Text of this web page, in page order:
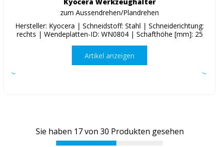
zum Aussendrehen/Plandrehen
Hersteller: Kyocera | Schneidstoff: Stahl | Schneiderichtung:
rechts | Wendeplatten-ID: WN0804 | Schafthöhe [mm]: 25
Artikel anzeigen
Sie haben 17von 30 Produkten gesehen